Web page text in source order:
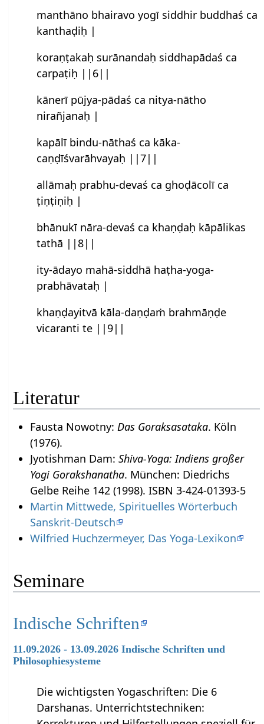
manthāno bhairavo yogī siddhir buddhaś ca
kanthaḍiḥ |
koraṇṭakaḥ surānandaḥ siddhapādaś ca
carpaṭiḥ ||6||
kānerī pūjya-pādaś ca nitya-nātho
nirañjanaḥ |
kapālī bindu-nāthaś ca kāka-
caṇḍīśvarāhvayaḥ ||7||
allāmaḥ prabhu-devaś ca ghoḍācolī ca
ṭiṇṭiṇiḥ |
bhānukī nāra-devaś ca khaṇḍaḥ kāpālikas
tathā ||8||
ity-ādayo mahā-siddhā haṭha-yoga-
prabhāvataḥ |
khaṇḍayitvā kāla-daṇḍaṁ brahmāṇḍe
vicaranti te ||9||
Literatur
Fausta Nowotny: Das Goraksasataka. Köln
(1976).
Jyotishman Dam: Shiva-Yoga: Indiens großer
Yogi Gorakshanatha. München: Diedrichs
Gelbe Reihe 142 (1998). ISBN 3-424-01393-5
Martin Mittwede, Spirituelles Wörterbuch
Sanskrit-Deutsch
Wilfried Huchzermeyer, Das Yoga-Lexikon
Seminare
Indische Schriften
11.09.2026 - 13.09.2026 Indische Schriften und
Philosophiesysteme
Die wichtigsten Yogaschriften: Die 6
Darshanas. Unterrichtstechniken: